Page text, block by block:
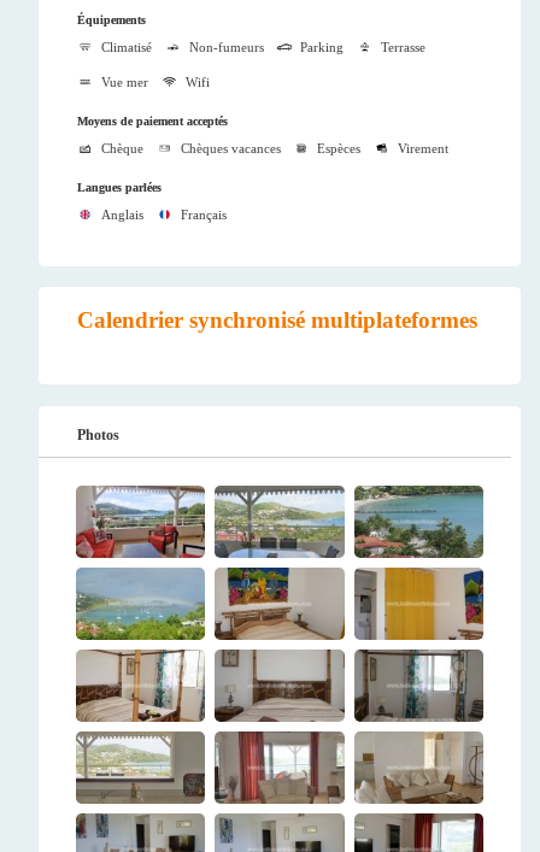
Équipements
Climatisé Non-fumeurs Parking Terrasse
Vue mer Wifi
Moyens de paiement acceptés
Chèque Chèques vacances Espèces Virement
Langues parlées
Anglais Français
Calendrier synchronisé multiplateformes
Photos